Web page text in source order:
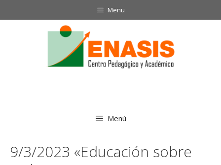
Menu
Menú
9/3/2023 «Educación sobre